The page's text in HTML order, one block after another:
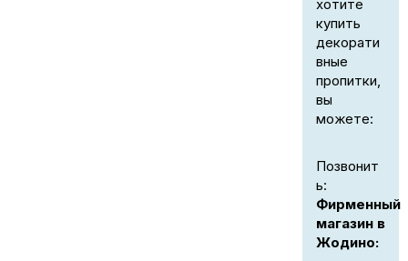
хотите
купить
декорати
вные
пропитки,
вы
можете:
Позвонит
ь:
Фирменный
магазин в
Жодино: